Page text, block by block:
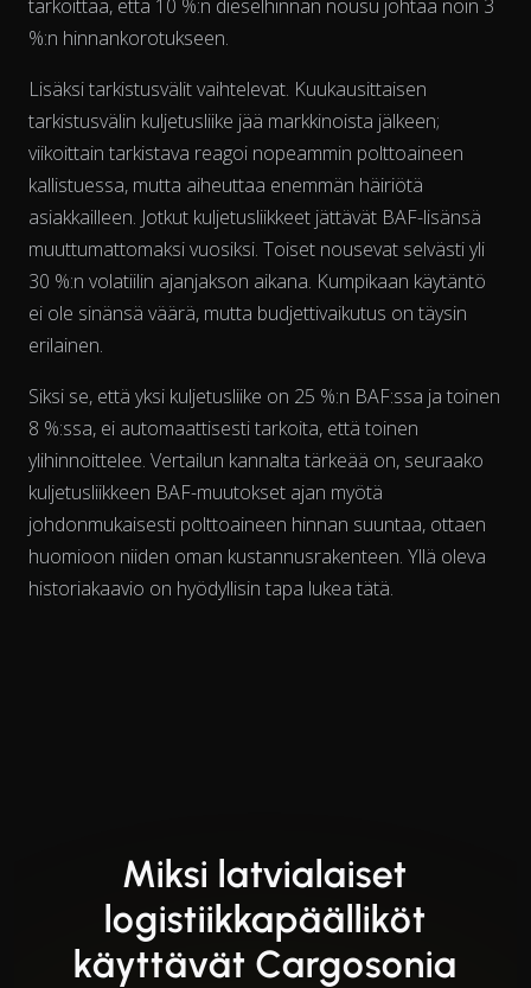
The chart has 2 Y axes displaying % and EUR/L.
tarkoittaa, että 10 %:n dieselhinnan nousu johtaa noin 3
%:n hinnankorotukseen.
Lisäksi tarkistusvälit vaihtelevat. Kuukausittaisen
tarkistusvälin kuljetusliike jää markkinoista jälkeen;
viikoittain tarkistava reagoi nopeammin polttoaineen
kallistuessa, mutta aiheuttaa enemmän häiriötä
asiakkailleen. Jotkut kuljetusliikkeet jättävät BAF-lisänsä
muuttumattomaksi vuosiksi. Toiset nousevat selvästi yli
30 %:n volatiilin ajanjakson aikana. Kumpikaan käytäntö
ei ole sinänsä väärä, mutta budjettivaikutus on täysin
erilainen.
Siksi se, että yksi kuljetusliike on 25 %:n BAF:ssa ja toinen
8 %:ssa, ei automaattisesti tarkoita, että toinen
ylihinnoittelee. Vertailun kannalta tärkeää on, seuraako
kuljetusliikkeen BAF-muutokset ajan myötä
johdonmukaisesti polttoaineen hinnan suuntaa, ottaen
huomioon niiden oman kustannusrakenteen. Yllä oleva
historiakaavio on hyödyllisin tapa lukea tätä.
Miksi latvialaiset
logistiikkapäälliköt
käyttävät Cargosonia